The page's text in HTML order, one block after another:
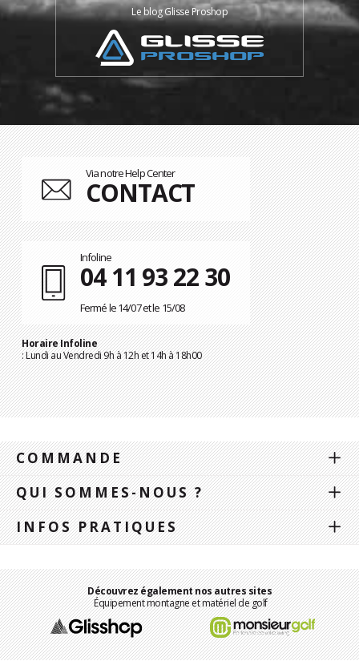
Le blog Glisse Proshop
Via notre Help Center
CONTACT
Infoline
04 11 93 22 30
Fermé le 14/07 et le 15/08
Horaire Infoline
: Lundi au Vendredi 9h à 12h et 14h à 18h00
COMMANDE
QUI SOMMES-NOUS ?
INFOS PRATIQUES
Découvrez également nos autres sites
Équipement montagne et matériel de golf